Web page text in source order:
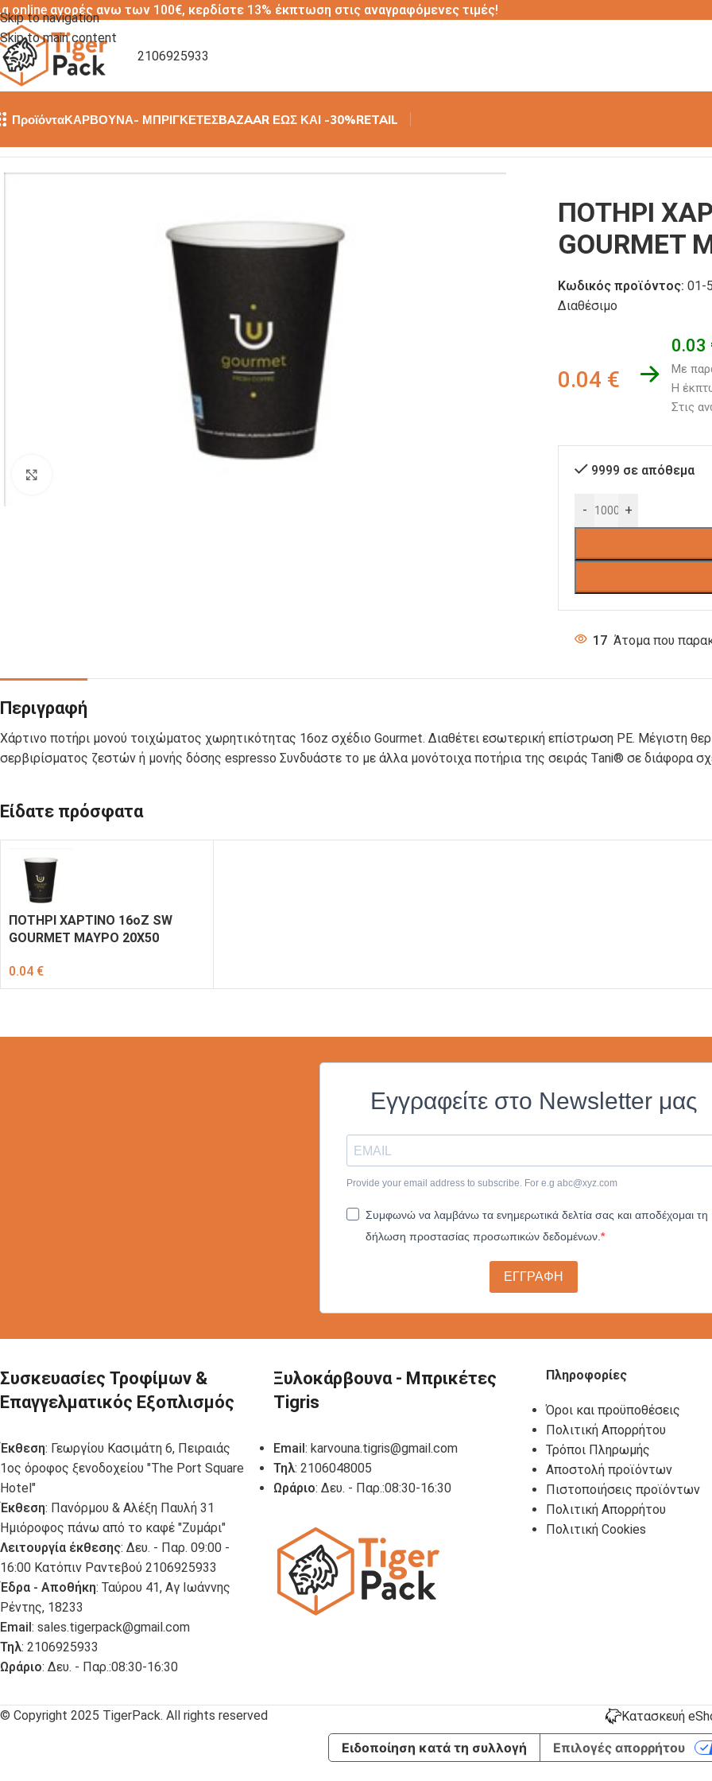
Skip to navigation
Skip to main content
online αγορές ανω των 100€, κερδίστε 13% έκπτωση στις αναγραφόμενες τιμές!
2106925933
Προϊόντα
C-PET-ECO
ΠΟΛΥΠΡΟΠΥΛΕΝΙΟΥ
TRI-POTS DELI-POTS
ΚΟΥΤΙΑ
ΦΑΓΗΤΟΥ
ΕΠΕΝΔΥΣΗ
ΚΑΡΒΟΥΝΑ- ΜΠΡΙΓΚΕΤΕΣBAZAAR ΕΩΣ ΚΑΙ -30%RETAIL
ΠΟΤΗΡΙ
GOURMET
Κωδικός προϊόντος: 01-
Διαθέσιμο
0.04 €
0.03
Με
Η
Στις
9999 σε απόθεμα
- +
17 Άτομα που
Περιγραφή
Χάρτινο ποτήρι μονού τοιχώματος χωρητικότητας 16oz σχέδιο Gourmet. Διαθέτει εσωτερική επίστρωση PE. Μέγιστη
σερβιρίσματος ζεστών ή μονής δόσης espresso Συνδυάστε το με άλλα μονότοιχα ποτήρια της σειράς Τani® σε διάφορα
Είδατε πρόσφατα
ΠΟΤΗΡΙ ΧΑΡΤΙΝΟ 16οΖ SW
GOURMET ΜΑΥΡΟ 20Χ50
0.04 €
Εγγραφείτε στο Newsletter μας
Provide your email address to subscribe. For e.g abc@xyz.com
Συμφωνώ να λαμβάνω τα ενημερωτικά δελτία σας και αποδέχομαι τη
δήλωση προστασίας προσωπικών δεδομένων.
ΕΓΓΡΑΦΗ
Συσκευασίες Τροφίμων &
Επαγγελματικός Εξοπλισμός
Έκθεση: Γεωργίου Κασιμάτη 6, Πειραιάς
1ος όροφος ξενοδοχείου "The Port Square
Hotel"
Έκθεση: Πανόρμου & Αλέξη Παυλή 31
Ημιόροφος πάνω από το καφέ "Ζυμάρι"
Λειτουργία έκθεσης: Δευ. - Παρ. 09:00 -
16:00 Κατόπιν Ραντεβού 2106925933
Έδρα - Αποθήκη: Ταύρου 41, Αγ Ιωάννης
Ρέντης, 18233
Email: sales.tigerpack@gmail.com
Τηλ: 2106925933
Ωράριο: Δευ. - Παρ.:08:30-16:30
Ξυλοκάρβουνα - Μπρικέτες
Tigris
Email: karvouna.tigris@gmail.com
Τηλ: 2106048005
Ωράριο: Δευ. - Παρ.:08:30-16:30
Πληροφορίες
Όροι και προϋποθέσεις
Πολιτική Απορρήτου
Τρόποι Πληρωμής
Αποστολή προϊόντων
Πιστοποιήσεις προϊόντων
Πολιτική Απορρήτου
Πολιτική Cookies
© Copyright 2025 TigerPack. All rights reserved Κατασκευή
Ειδοποίηση κατά τη συλλογή Επιλογές απορρήτου